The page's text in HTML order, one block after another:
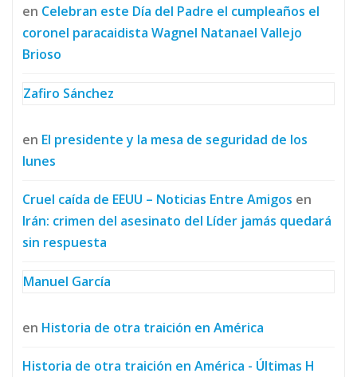
en Celebran este Día del Padre el cumpleaños el
coronel paracaidista Wagnel Natanael Vallejo
Brioso
Zafiro Sánchez
en El presidente y la mesa de seguridad de los
lunes
Cruel caída de EEUU – Noticias Entre Amigos en
Irán: crimen del asesinato del Líder jamás quedará
sin respuesta
Manuel García
en Historia de otra traición en América
Historia de otra traición en América - Últimas H